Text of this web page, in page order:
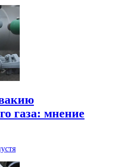
газа: мнение